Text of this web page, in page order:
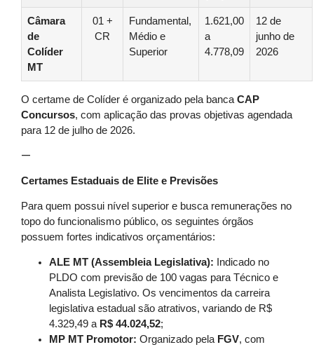
Câmara
de
Colíder
MT
01 +
CR
Fundamental,
Médio e
Superior
1.621,00
a
4.778,09
12 de
junho de
2026
O certame de Colíder é organizado pela banca CAP
Concursos, com aplicação das provas objetivas agendada
para 12 de julho de 2026.
—
Certames Estaduais de Elite e Previsões
Para quem possui nível superior e busca remunerações no
topo do funcionalismo público, os seguintes órgãos
possuem fortes indicativos orçamentários:
ALE MT (Assembleia Legislativa): Indicado no
PLDO com previsão de 100 vagas para Técnico e
Analista Legislativo. Os vencimentos da carreira
legislativa estadual são atrativos, variando de R$
4.329,49 a R$ 44.024,52;
MP MT Promotor: Organizado pela FGV, com